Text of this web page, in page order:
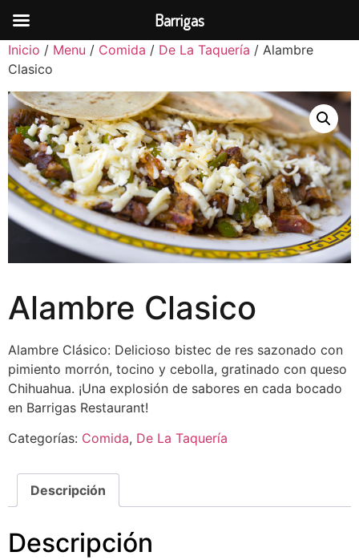
Inicio / Menu / Comida / De La Taquería / Alambre
Clasico
Alambre Clasico
Alambre Clásico: Delicioso bistec de res sazonado con
pimiento morrón, tocino y cebolla, gratinado con queso
Chihuahua. ¡Una explosión de sabores en cada bocado
en Barrigas Restaurant!
Categorías: Comida, De La Taquería
Descripción
Descripción
Barrigas